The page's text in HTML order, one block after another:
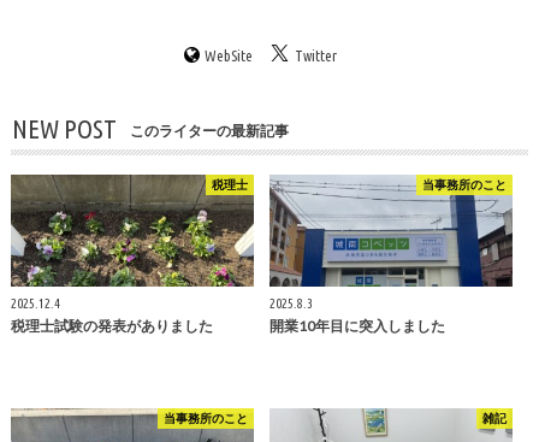
WebSite Twitter
NEW POST このライターの最新記事
税理士
2025.12.4
税理士試験の発表がありました
当事務所のこと
2025.8.3
開業10年目に突入しました
当事務所のこと 雑記